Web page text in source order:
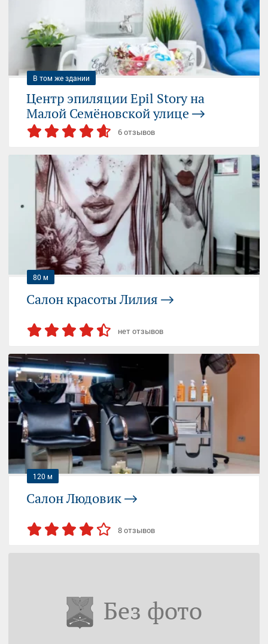
+7 (916) 491...— показать
В том же здании
Центр эпиляции Epil Story на
Малой Семёновской улице
6 отзывов
СЕМЁНОВСКАЯ
ЭЛЕКТРОЗАВОДСКАЯ
Москва, Малая Семёновская улица, 30с6
10:00-21:00 (пн-вс)
+7 (925) 305...— показать
80 м
Салон красоты Лилия
нет отзывов
СЕМЁНОВСКАЯ
ЭЛЕКТРОЗАВОДСКАЯ
Москва, Малая Семёновская улица, 30 ст8
09:00-20:00 (пн-вс)
+7 (925) 511...— показать
120 м
Салон Людовик
8 отзывов
Москва, пл. Семеновская, д. 1А
09:00-21:00 (пн-вс)
+7 (495) 627...